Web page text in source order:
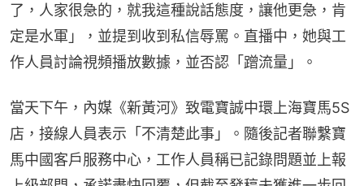
了，人家很急的，就我這種說話態度，讓他更急，肯
定是水軍」，並提到收到私信辱罵。直播中，她與工
作人員討論視頻播放數據，並否認「蹭流量」。
當天下午，內媒《新黃河》致電寶誠中環上海寶馬5S
店，接線人員表示「不清楚此事」。隨後記者聯繫寶
馬中國客戶服務中心，工作人員稱已記錄問題並上報